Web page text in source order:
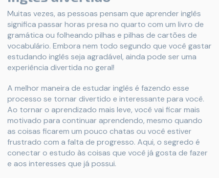
Muitas vezes, as pessoas pensam que aprender inglês
significa passar horas presa no quarto com um livro de
gramática ou folheando pilhas e pilhas de cartões de
vocabulário. Embora nem todo segundo que você gastar
estudando inglês seja agradável, ainda pode ser uma
experiência divertida no geral!
A melhor maneira de estudar inglês é fazendo esse
processo se tornar divertido e interessante para você.
Ao tornar o aprendizado mais leve, você vai ficar mais
motivado para continuar aprendendo, mesmo quando
as coisas ficarem um pouco chatas ou você estiver
frustrado com a falta de progresso. Aqui, o segredo é
conectar o estudo às coisas que você já gosta de fazer
e aos interesses que já possui.